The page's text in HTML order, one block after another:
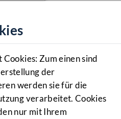
Zum einen sind
der
werden sie für die
verarbeitet. Cookies
nur mit Ihrem